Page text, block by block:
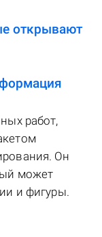
открывают
работ,
Он
может
и фигуры.